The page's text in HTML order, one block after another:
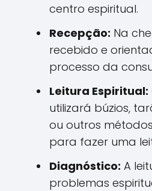
centro espiritual.
Recepção: Na
recebido e
processo da
Leitura Espiritual:
utilizará búzios,
ou outros
para fazer uma
Diagnóstico: A
problemas